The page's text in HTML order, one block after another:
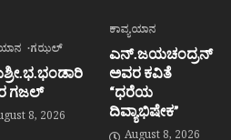
ಗಝಲ್
ಗಜಲ್
8, 2026
ಕಾವ್ಯಯಾನ
ಎನ್.ಜಯಚಂದ್ರನ್
ಅವರ ಕವಿತೆ
“ಧರೆಯ
ದಿವ್ಯಾಭಿಷೇಕ”